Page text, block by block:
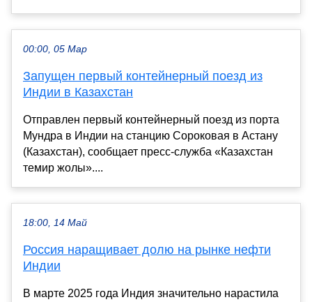
00:00, 05 Мар
Запущен первый контейнерный поезд из
Индии в Казахстан
Отправлен первый контейнерный поезд из порта
Мундра в Индии на станцию Сороковая в Астану
(Казахстан), сообщает пресс-служба «Казахстан
темир жолы»....
18:00, 14 Май
Россия наращивает долю на рынке нефти
Индии
В марте 2025 года Индия значительно нарастила